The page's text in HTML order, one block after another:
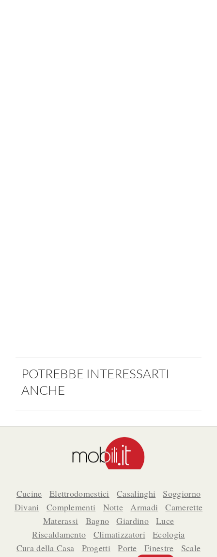
POTREBBE INTERESSARTI
ANCHE
Cucine Elettrodomestici Casalinghi
Soggiorno
Divani
Complementi Notte Armadi
Camerette
Materassi
Bagno Giardino
Luce
Riscaldamento
Climatizzatori
Ecologia
Cura della Casa
Progetti Porte Finestre
Scale